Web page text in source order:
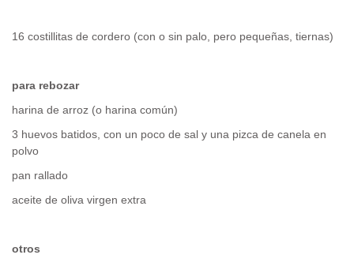
16 costillitas de cordero (con o sin palo, pero pequeñas, tiernas)
para rebozar
harina de arroz (o harina común)
3 huevos batidos, con un poco de sal y una pizca de canela en
polvo
pan rallado
aceite de oliva virgen extra
otros